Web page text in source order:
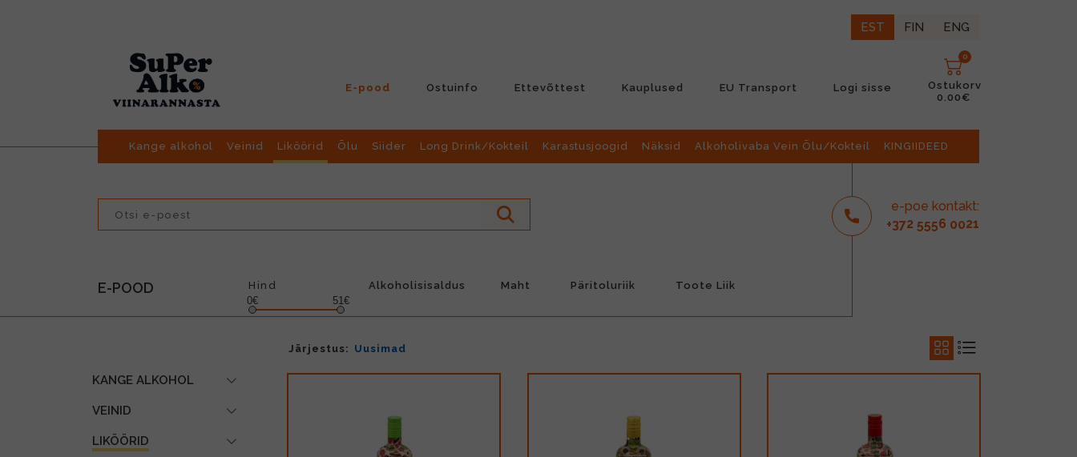
EST FIN ENG
E-pood Ostuinfo Ettevõttest Kauplused EU Transport Logi sisse
0
Ostukorv
0.00€
Kange alkohol Veinid Liköörid Õlu Siider Long Drink/Kokteil Karastusjoogid Näksid Alkoholivaba Vein Õlu/Kokteil KINGIIDEED
e-poe kontakt:
+372 5556 0021
E-POOD
Hind
0€
51€
Alkoholisisaldus Maht Päritoluriik Toote Liik
KANGE ALKOHOL
VEINID
LIKÖÖRID
Järjestus: Uusimad